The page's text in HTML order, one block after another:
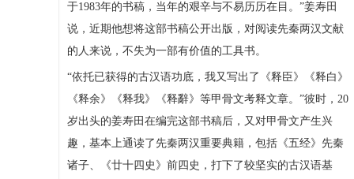
于1983年的书稿，当年的艰辛与不易历历在目。”姜寿田
说，近期他想将这部书稿公开出版，对阅读先秦两汉文献
的人来说，不失为一部有价值的工具书。
“依托已获得的古汉语功底，我又写出了《释臣》《释白》
《释余》《释我》《释辭》等甲骨文考释文章。”彼时，20
岁出头的姜寿田在编完这部书稿后，又对甲骨文产生兴
趣，基本上通读了先秦两汉重要典籍，包括《五经》先秦
诸子、《廿十四史》前四史，打下了较坚实的古汉语基